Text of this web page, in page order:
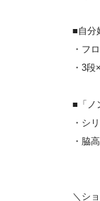
■自分
・フ
・3
■「ノ
・シ
・脇
＼シ